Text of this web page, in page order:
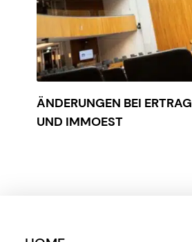
ÄNDERUNGEN BEI
UND IMMOEST